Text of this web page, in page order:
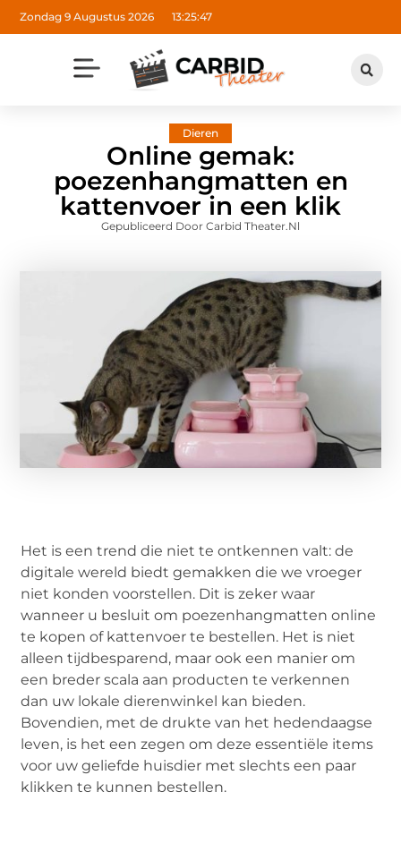
Zondag 9 Augustus 2026 13:25:48
Dieren
Online gemak:
poezenhangmatten en
kattenvoer in een klik
Gepubliceerd Door Carbid Theater.nl
Het is een trend die niet te ontkennen valt: de
digitale wereld biedt gemakken die we vroeger
niet konden voorstellen. Dit is zeker waar
wanneer u besluit om poezenhangmatten online
te kopen of kattenvoer te bestellen. Het is niet
alleen tijdbesparend, maar ook een manier om
een breder scala aan producten te verkennen
dan uw lokale dierenwinkel kan bieden.
Bovendien, met de drukte van het hedendaagse
leven, is het een zegen om deze essentiële items
voor uw geliefde huisdier met slechts een paar
klikken te kunnen bestellen.